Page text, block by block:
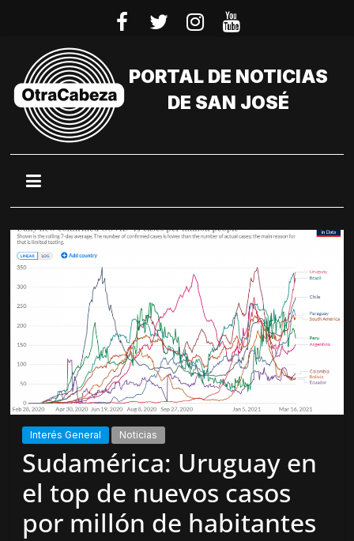
PORTAL DE NOTICIAS
DE SAN JOSÉ
Interés General Noticias
Sudamérica: Uruguay en
el top de nuevos casos
por millón de habitantes